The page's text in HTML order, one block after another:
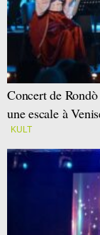
Concert de
une escale à
KULT